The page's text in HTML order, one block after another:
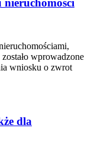
nieruchomości
wprowadzone
wniosku o zwrot
dla